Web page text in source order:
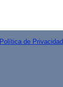
Política de Privacidad